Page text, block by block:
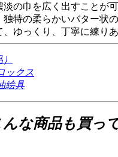
の巾を広く出すことが可
独特の柔らかいバター状
ゆっくり、丁寧に練り
ックス
絵具
な商品も買っ